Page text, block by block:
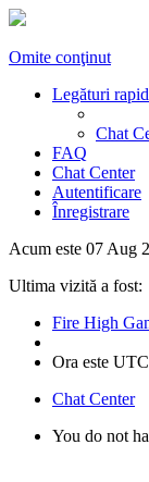
Omite conţinut
Legături
Chat
FAQ
Chat Center
Autentificare
Înregistrare
Acum este 07 Aug
Ultima vizită a fost:
Fire High
Ora este
Chat Center
You do not